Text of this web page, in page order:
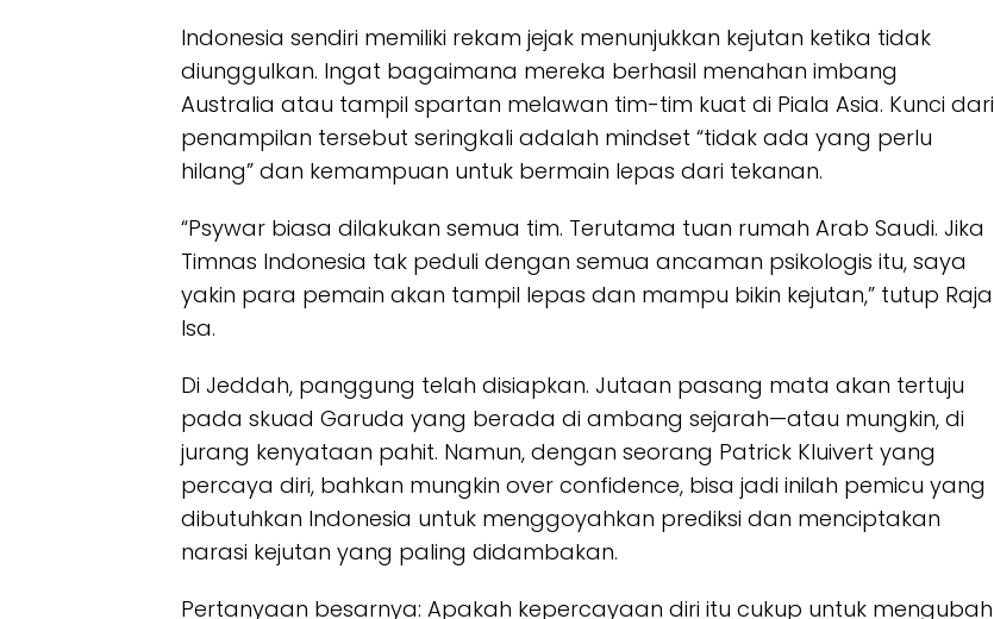
Indonesia sendiri memiliki rekam jejak menunjukkan kejutan ketika tidak
diunggulkan. Ingat bagaimana mereka berhasil menahan imbang
Australia atau tampil spartan melawan tim-tim kuat di Piala Asia. Kunci dari
penampilan tersebut seringkali adalah mindset “tidak ada yang perlu
hilang” dan kemampuan untuk bermain lepas dari tekanan.
“Psywar biasa dilakukan semua tim. Terutama tuan rumah Arab Saudi. Jika
Timnas Indonesia tak peduli dengan semua ancaman psikologis itu, saya
yakin para pemain akan tampil lepas dan mampu bikin kejutan,” tutup Raja
Isa.
Di Jeddah, panggung telah disiapkan. Jutaan pasang mata akan tertuju
pada skuad Garuda yang berada di ambang sejarah—atau mungkin, di
jurang kenyataan pahit. Namun, dengan seorang Patrick Kluivert yang
percaya diri, bahkan mungkin over confidence, bisa jadi inilah pemicu yang
dibutuhkan Indonesia untuk menggoyahkan prediksi dan menciptakan
narasi kejutan yang paling didambakan.
Pertanyaan besarnya: Apakah kepercayaan diri itu cukup untuk mengubah